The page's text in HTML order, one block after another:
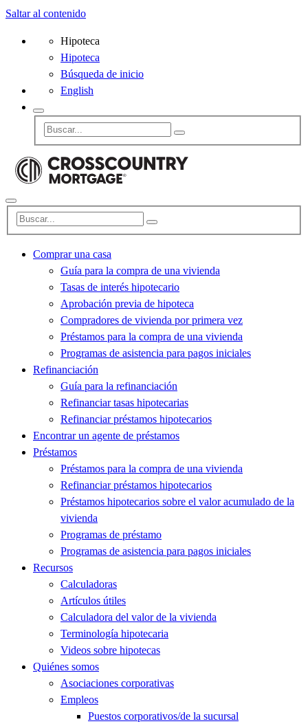
Saltar al contenido
Hipoteca
Hipoteca
Búsqueda de inicio
English
Comprar una casa
Guía para la compra de una vivienda
Tasas de interés hipotecario
Aprobación previa de hipoteca
Compradores de vivienda por primera vez
Préstamos para la compra de una vivienda
Programas de asistencia para pagos iniciales
Refinanciación
Guía para la refinanciación
Refinanciar tasas hipotecarias
Refinanciar préstamos hipotecarios
Encontrar un agente de préstamos
Préstamos
Préstamos para la compra de una vivienda
Refinanciar préstamos hipotecarios
Préstamos hipotecarios sobre el valor acumulado de la
vivienda
Programas de préstamo
Programas de asistencia para pagos iniciales
Recursos
Calculadoras
Artículos útiles
Calculadora del valor de la vivienda
Terminología hipotecaria
Videos sobre hipotecas
Quiénes somos
Asociaciones corporativas
Empleos
Puestos corporativos/de la sucursal